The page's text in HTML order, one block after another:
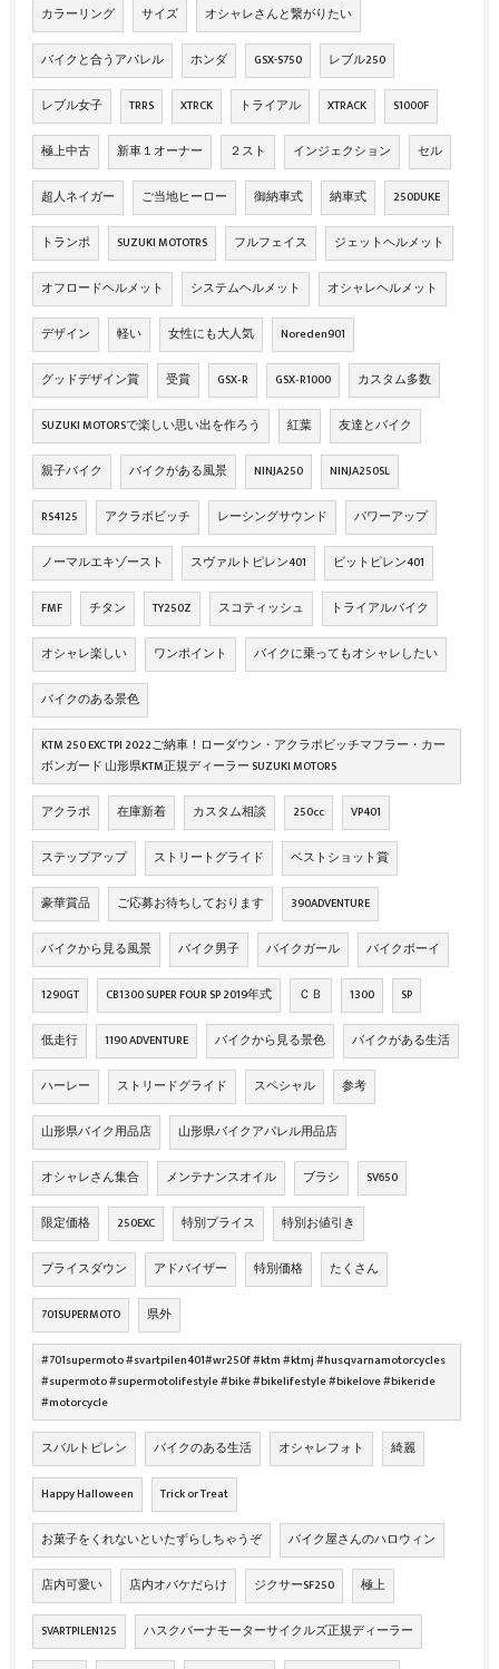
カラーリング サイズ オシャレさんと繋がりたい
バイクと合うアパレル ホンダ GSX-S750 レブル250
レブル女子 TRRS XTRCK トライアル XTRACK S1000F
極上中古 新車１オーナー ２スト インジェクション セル
超人ネイガー ご当地ヒーロー 御納車式 納車式 250DUKE
トランポ SUZUKI MOTOTRS フルフェイス ジェットヘルメット
オフロードヘルメット システムヘルメット オシャレヘルメット
デザイン 軽い 女性にも大人気 Noreden901
グッドデザイン賞 受賞 GSX‐R GSX‐R1000 カスタム多数
SUZUKI MOTORSで楽しい思い出を作ろう 紅葉 友達とバイク
親子バイク バイクがある風景 NINJA250 NINJA250SL
RS4125 アクラボビッチ レーシングサウンド パワーアップ
ノーマルエキゾースト スヴァルトピレン401 ビットピレン401
FMF チタン TY250Z スコティッシュ トライアルバイク
オシャレ楽しい ワンポイント バイクに乗ってもオシャレしたい
バイクのある景色
KTM 250 EXC TPI 2022ご納車！ローダウン・アクラポビッチマフラー・カー
ボンガード 山形県KTM正規ディーラー SUZUKI MOTORS
アクラポ 在庫新着 カスタム相談 250cc VP401
ステップアップ ストリートグライド ベストショット賞
豪華賞品 ご応募お待ちしております 390ADVENTURE
バイクから見る風景 バイク男子 バイクガール バイクボーイ
1290GT CB1300 SUPER FOUR SP 2019年式 ＣＢ 1300 SP
低走行 1190 ADVENTURE バイクから見る景色 バイクがある生活
ハーレー ストリードグライド スペシャル 参考
山形県バイク用品店 山形県バイクアパレル用品店
オシャレさん集合 メンテナンスオイル ブラシ SV650
限定価格 250EXC 特別プライス 特別お値引き
プライスダウン アドバイザー 特別価格 たくさん
701SUPERMOTO 県外
#701supermoto #svartpilen401#wr250f #ktm #ktmj #husqvarnamotorcycles
#supermoto #supermotolifestyle #bike #bikelifestyle #bikelove #bikeride
#motorcycle
スバルトピレン バイクのある生活 オシャレフォト 綺麗
Happy Halloween Trick or Treat
お菓子をくれないといたずらしちゃうぞ バイク屋さんのハロウィン
店内可愛い 店内オバケだらけ ジクサーSF250 極上
SVARTPILEN125 ハスクバーナモーターサイクルズ正規ディーラー